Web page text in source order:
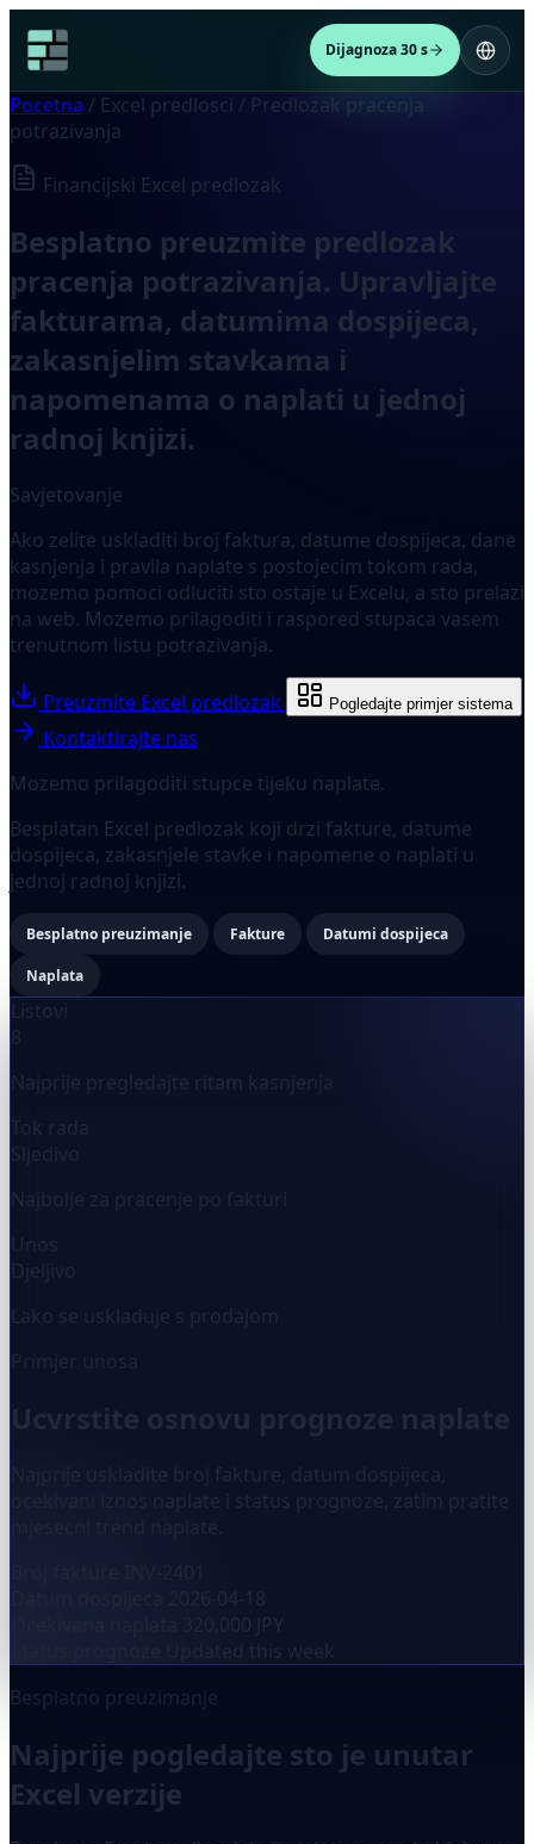
Dijagnoza 30 s
Pocetna / Excel predlosci / Predlozak pracenja
potrazivanja
Financijski Excel predlozak
Besplatno preuzmite predlozak
pracenja potrazivanja. Upravljajte
fakturama, datumima dospijeca,
zakasnjelim stavkama i
napomenama o naplati u jednoj
radnoj knjizi.
Savjetovanje
Ako zelite uskladiti broj faktura, datume dospijeca, dane
kasnjenja i pravila naplate s postojecim tokom rada,
mozemo pomoci odluciti sto ostaje u Excelu, a sto prelazi
na web. Mozemo prilagoditi i raspored stupaca vasem
trenutnom listu potrazivanja.
Preuzmite Excel predlozak Pogledajte primjer sistema
Kontaktirajte nas
Mozemo prilagoditi stupce tijeku naplate.
Besplatan Excel predlozak koji drzi fakture, datume
dospijeca, zakasnjele stavke i napomene o naplati u
jednoj radnoj knjizi.
Besplatno preuzimanje Fakture Datumi dospijeca
Naplata
Listovi
8
Najprije pregledajte ritam kasnjenja
Tok rada
Sljedivo
Najbolje za pracenje po fakturi
Unos
Djeljivo
Lako se uskladuje s prodajom
Primjer unosa
Ucvrstite osnovu prognoze naplate
Najprije uskladite broj fakture, datum dospijeca,
ocekivani iznos naplate i status prognoze, zatim pratite
320,000 JPY
Updated this week
Besplatno preuzimanje
Najprije pogledajte sto je unutar
Excel verzije